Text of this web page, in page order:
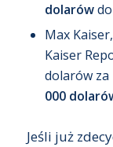
dolarówdo
Max
Kaiser
dolarów
000
Jeśli już